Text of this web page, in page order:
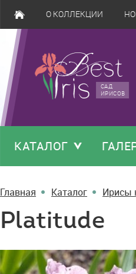
О КОЛЛЕКЦИИ
САД
ИРИСОВ
КАТАЛОГ
Главная Каталог Ирисы
Platitude
Platitude